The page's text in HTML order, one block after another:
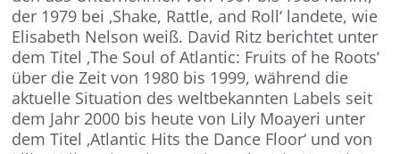
der 1979 bei ‚Shake, Rattle, and Roll‘ landete, wie
Elisabeth Nelson weiß. David Ritz berichtet unter
dem Titel ‚The Soul of Atlantic: Fruits of he Roots‘
über die Zeit von 1980 bis 1999, während die
aktuelle Situation des weltbekannten Labels seit
dem Jahr 2000 bis heute von Lily Moayeri unter
dem Titel ‚Atlantic Hits the Dance Floor‘ und von